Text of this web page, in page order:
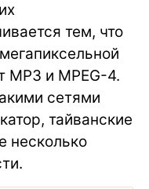
тем, что
и MPEG-4.
сетями
тайванские
несколько